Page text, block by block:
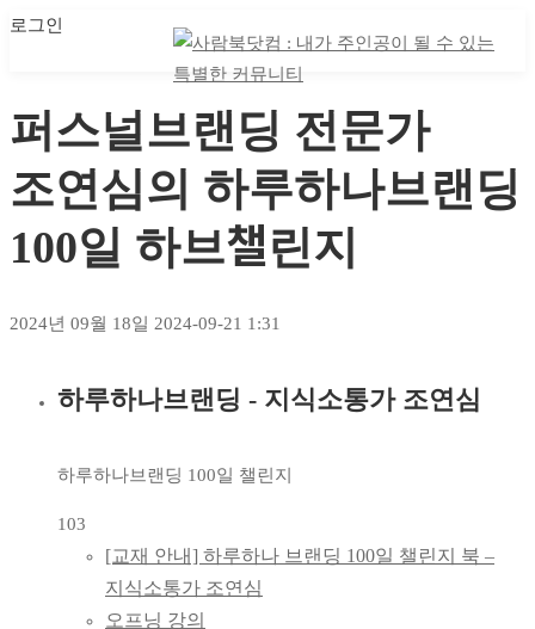
로그인
퍼스널브랜딩 전문가
조연심의 하루하나브랜딩
100일 하브챌린지
2024년 09월 18일 2024-09-21 1:31
퍼스널브랜딩
전문가
조연심의
하루하나브랜딩
100일
하루하나브랜딩 - 지식소통가 조연심
하루하나브랜딩 100일 챌린지
103
[교재 안내] 하루하나 브랜딩 100일 챌린지 북 –
지식소통가 조연심
오프닝 강의